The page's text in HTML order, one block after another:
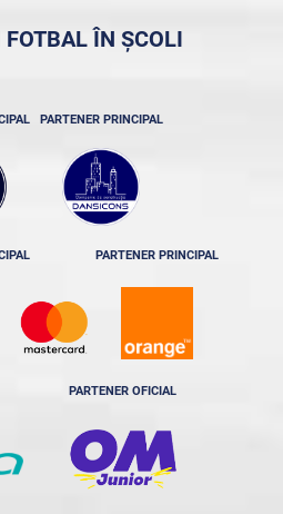
FOTBAL ÎN ȘCOLI
PARTENER PRINCIPAL
PARTENER PRINCIPAL
PARTENER OFICIAL